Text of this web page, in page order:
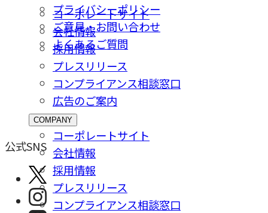
プライバシーポリシー
ご意⾒・お問い合わせ
よくあるご質問
コーポレートサイト
会社情報
採⽤情報
プレスリリース
コンプライアンス相談窓⼝
広告のご案内
COMPANY
コーポレートサイト
会社情報
採⽤情報
プレスリリース
コンプライアンス相談窓⼝
公式SNS